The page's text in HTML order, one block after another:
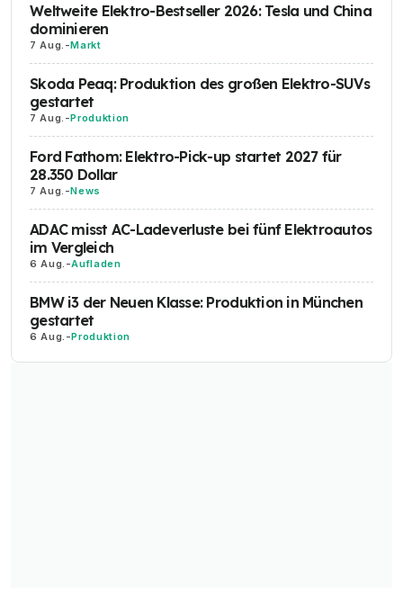
Weltweite Elektro-Bestseller 2026: Tesla und China
dominieren
7 Aug. -Markt
Skoda Peaq: Produktion des großen Elektro-SUVs
gestartet
7 Aug. -Produktion
Ford Fathom: Elektro-Pick-up startet 2027 für
28.350 Dollar
7 Aug. -News
ADAC misst AC-Ladeverluste bei fünf Elektroautos
im Vergleich
6 Aug. -Aufladen
BMW i3 der Neuen Klasse: Produktion in München
gestartet
6 Aug. -Produktion